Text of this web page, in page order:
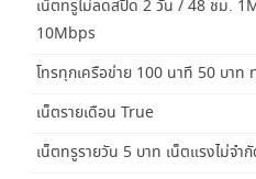
เน็ตทรูไม่ลดสปีด 2 วัน / 48 ชม.
10Mbps
โทรทุกเครือข่าย 100 นาที 50 บาท
เน็ตรายเดือน True
เน็ตทรูรายวัน 5 บาท เน็ตแรงไม่จำกั